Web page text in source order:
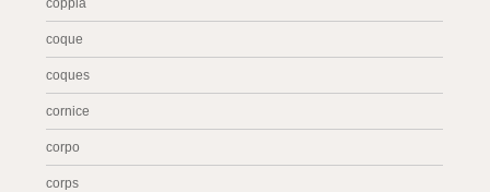
coppia
coque
coques
cornice
corpo
corps